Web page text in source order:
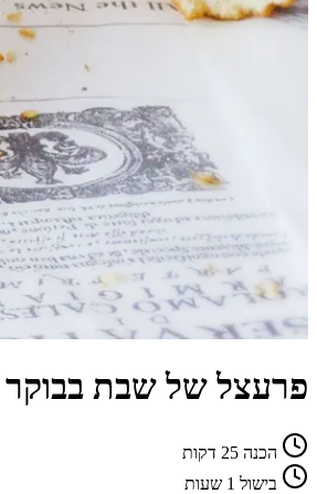
פרעצל של שבת בבוקר
הכנה
בישול